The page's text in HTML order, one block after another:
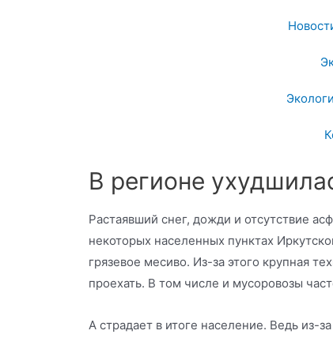
В регионе
Растаявший снег, дожди и отсутствие
некоторых населенных пунктах
грязевое месиво. Из-за этого крупная
проехать. В том числе и мусоровозы
А страдает в итоге население. Ведь из-